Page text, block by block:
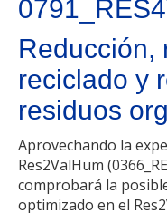
Reducción,
reciclado y
residuos
Aprovechando la
Res2ValHum
comprobará la
optimizado en el